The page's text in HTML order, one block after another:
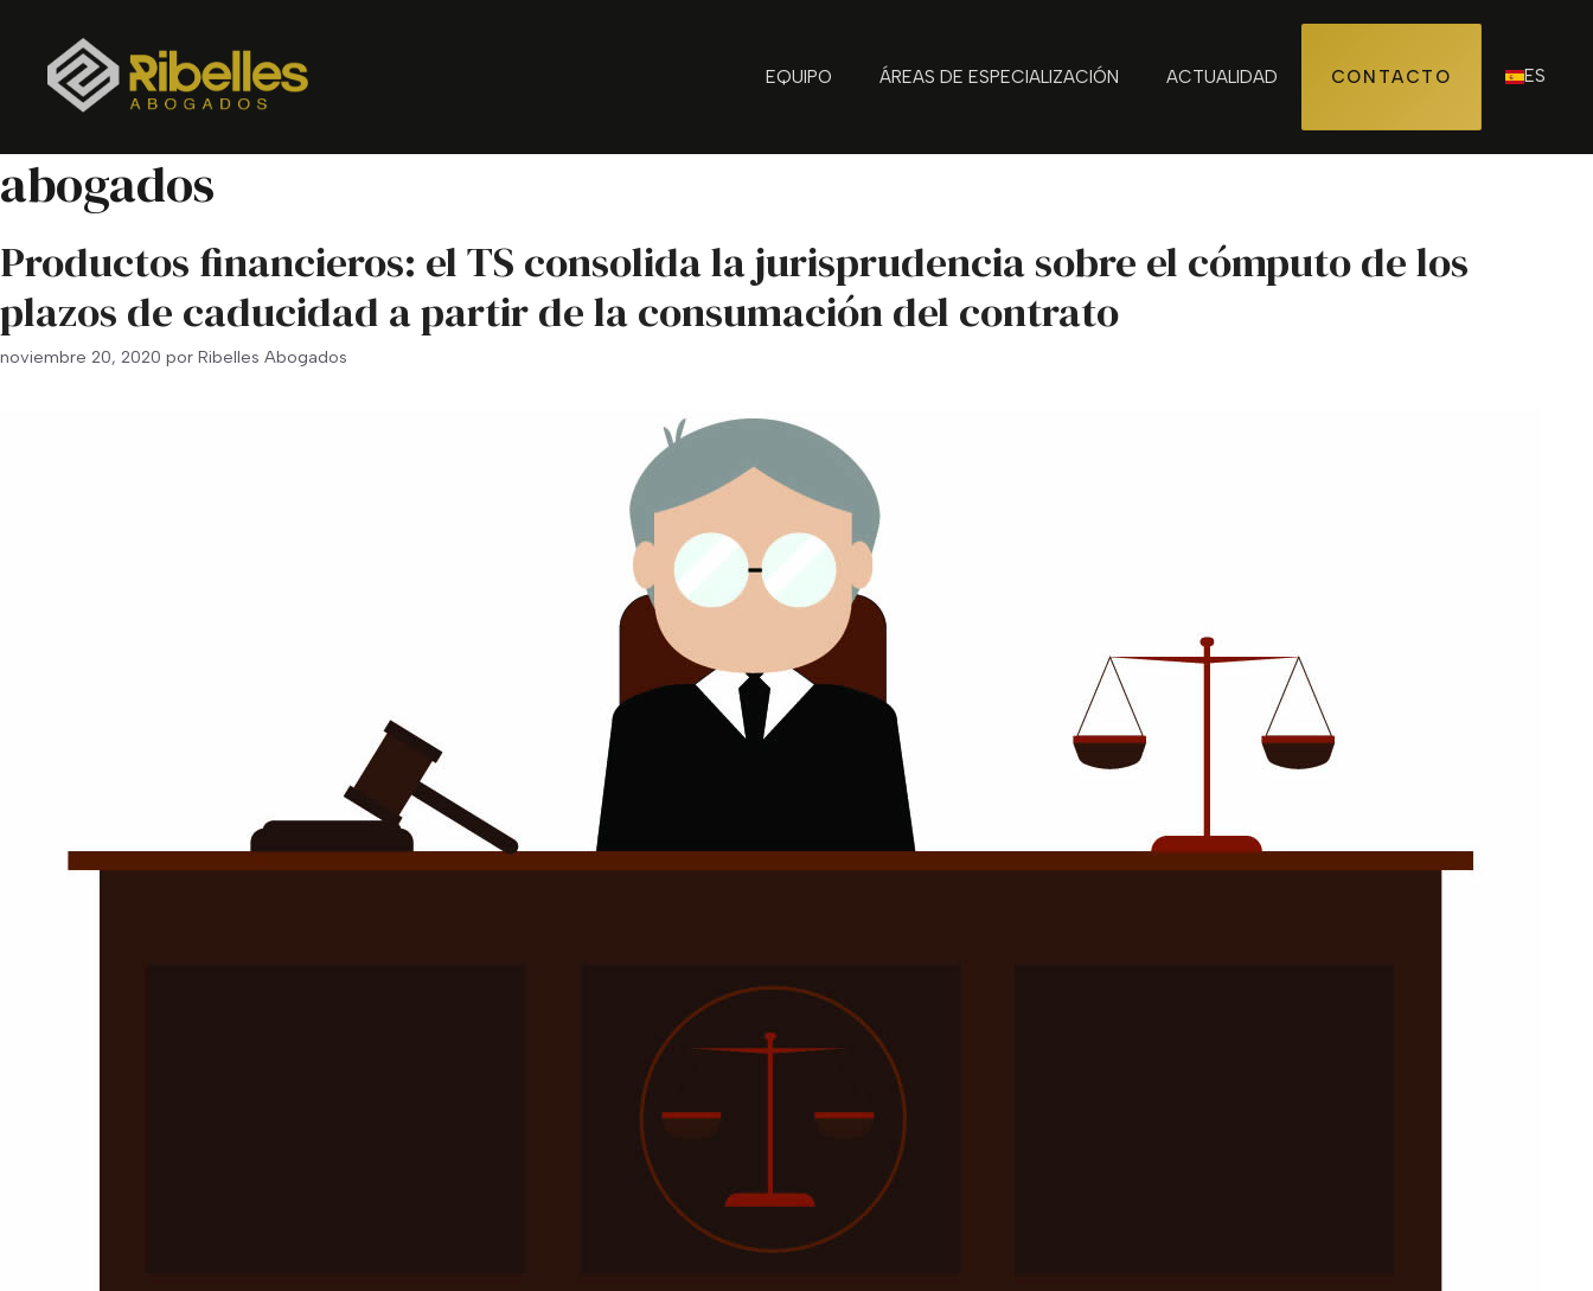
contenido
EQUIPO ÁREAS DE ESPECIALIZACIÓN ACTUALIDAD CONTACTO ES
abogados
Productos financieros: el TS consolida la jurisprudencia sobre el cómputo de los
plazos de caducidad a partir de la consumación del contrato
noviembre 20, 2020 por Ribelles Abogados